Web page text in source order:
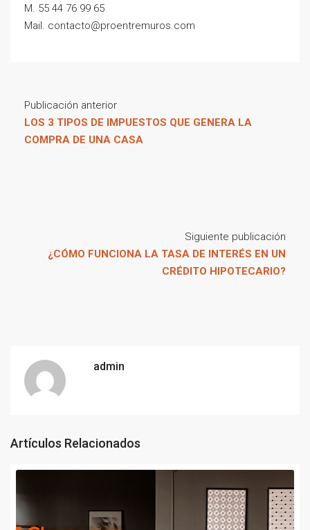
M. 55 44 76 99 65
Mail. contacto@proentremuros.com
Publicación anterior
LOS 3 TIPOS DE IMPUESTOS QUE GENERA LA
COMPRA DE UNA CASA
Siguiente publicación
¿CÓMO FUNCIONA LA TASA DE INTERÉS EN UN
CRÉDITO HIPOTECARIO?
admin
Artículos Relacionados